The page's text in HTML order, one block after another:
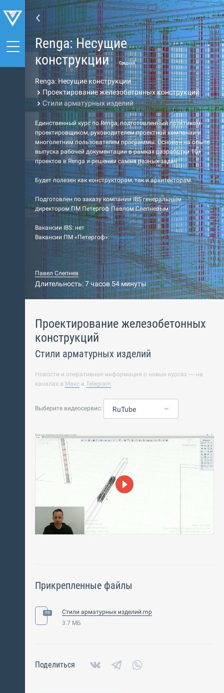
Renga: Несущие
конструкции
Средний
Renga: Несущие конструкции
Проектирование железобетонных конструкций
Стили арматурных изделий
Единственный курс по Renga, подготовленный практиком-
проектировщиком, руководителем проектной компании и
многолетним пользователем программы. Основан на опыте
выпуска рабочей документации в рамках разработки 10+
проектов в Renga и решении самых разных задач.
Будет полезен как конструкторам, так и архитекторам.
Подготовлен по заказу компании IBS генеральным
директором ПМ Петергоф Павлом Слепневым.
Вакансии IBS: нет
Вакансии ПМ «Петергоф»:перейти
Павел Слепнев
Длительность: 7 часов 54 минуты
Проектирование железобетонных
конструкций
Стили арматурных изделий
Новости и оперативная информация о новых курсах — на
каналах в Макс и Telegram.
Выберите видеосервис: RuTube
Прикрепленные файлы
Стили арматурных изделий.rnp
3.7 МБ
Поделиться